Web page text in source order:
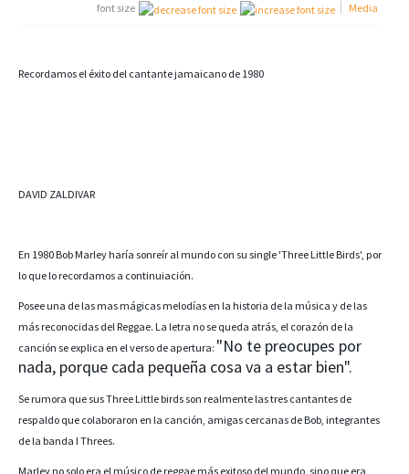
font size Media
Recordamos el éxito del cantante jamaicano de 1980
DAVID ZALDIVAR
En 1980 Bob Marley haría sonreír al mundo con su single 'Three Little Birds', por
lo que lo recordamos a continuiación.
Posee una de las mas mágicas melodías en la historia de la música y de las
más reconocidas del Reggae. La letra no se queda atrás, el corazón de la
canción se explica en el verso de apertura: "No te preocupes por
nada, porque cada pequeña cosa va a estar bien".
Se rumora que sus Three Little birds son realmente las tres cantantes de
respaldo que colaboraron en la canción, amigas cercanas de Bob, integrantes
de la banda I Threes.
Marley no solo era el músico de reggae más exitoso del mundo, sino que era